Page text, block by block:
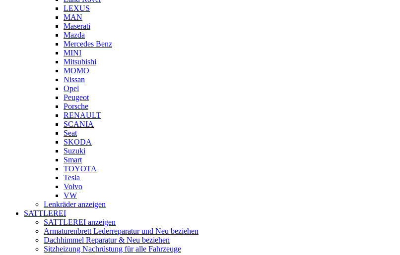
LEXUS
MAN
Maserati
Mazda
Mercedes Benz
MINI
Mitsubishi
MOMO
Nissan
Opel
Peugeot
Porsche
RENAULT
SCANIA
Seat
SKODA
Suzuki
Smart
TOYOTA
Tesla
Volvo
VW
Lenkräder anzeigen
SATTLEREI
SATTLEREI anzeigen
Armaturenbrett Lederreparatur und Neu beziehen
Dachhimmel Reparatur & Neu beziehen
Sitzheizung Nachrüstung für alle Fahrzeuge